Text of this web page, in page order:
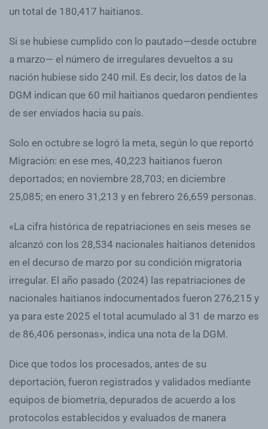
un total de 180,417 haitianos.
Si se hubiese cumplido con lo pautado—desde octubre
a marzo— el número de irregulares devueltos a su
nación hubiese sido 240 mil. Es decir, los datos de la
DGM indican que 60 mil haitianos quedaron pendientes
de ser enviados hacia su país.
Solo en octubre se logró la meta, según lo que reportó
Migración: en ese mes, 40,223 haitianos fueron
deportados; en noviembre 28,703; en diciembre
25,085; en enero 31,213 y en febrero 26,659 personas.
«La cifra histórica de repatriaciones en seis meses se
alcanzó con los 28,534 nacionales haitianos detenidos
en el decurso de marzo por su condición migratoria
irregular. El año pasado (2024) las repatriaciones de
nacionales haitianos indocumentados fueron 276,215 y
ya para este 2025 el total acumulado al 31 de marzo es
de 86,406 personas», indica una nota de la DGM.
Dice que todos los procesados, antes de su
deportación, fueron registrados y validados mediante
equipos de biometría, depurados de acuerdo a los
protocolos establecidos y evaluados de manera